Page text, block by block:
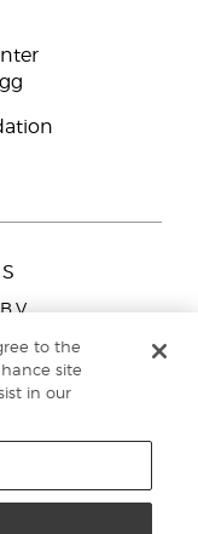
(ej från
to the
site
in our